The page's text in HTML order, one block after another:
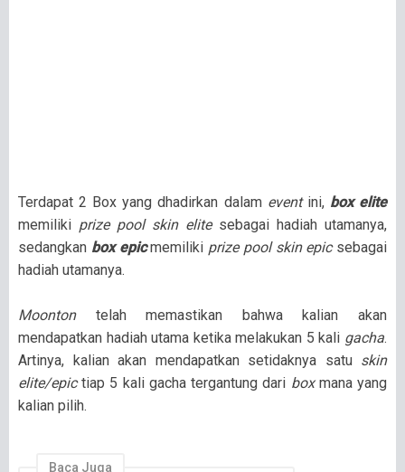
Terdapat 2 Box yang dhadirkan dalam event ini, box elite
memiliki prize pool skin elitesebagai hadiah utamanya,
sedangkan box epicmemiliki prize pool skin epic sebagai
hadiah utamanya.
Moonton telah memastikan bahwa kalian akan
mendapatkan hadiah utama ketika melakukan 5 kali gacha.
Artinya, kalian akan mendapatkan setidaknya satu skin
elite/epictiap 5 kali gacha tergantung dari boxmana yang
kalian pilih.
Baca Juga